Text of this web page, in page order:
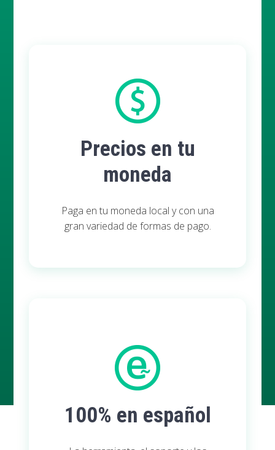
Precios en tu
moneda
Paga en tu moneda local y con una
gran variedad de formas de pago.
100% en español